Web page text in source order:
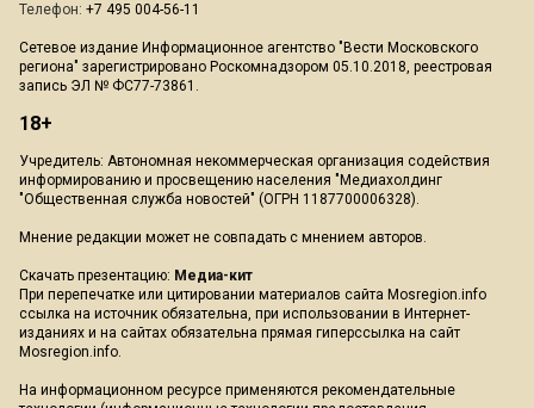
Телефон: +7 495 004-56-11
Сетевое издание Информационное агентство "Вести Московского
региона" зарегистрировано Роскомнадзором 05.10.2018, реестровая
запись ЭЛ № ФС77-73861.
18+
Учредитель: Автономная некоммерческая организация содействия
информированию и просвещению населения "Медиахолдинг
"Общественная служба новостей" (ОГРН 1187700006328).
Мнение редакции может не совпадать с мнением авторов.
Скачать презентацию: Медиа-кит
При перепечатке или цитировании материалов сайта Mosregion.info
ссылка на источник обязательна, при использовании в Интернет-
изданиях и на сайтах обязательна прямая гиперссылка на сайт
Mosregion.info.
На информационном ресурсе применяются рекомендательные